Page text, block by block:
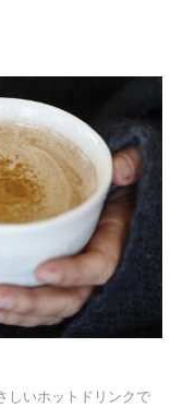
しいホットドリンクで